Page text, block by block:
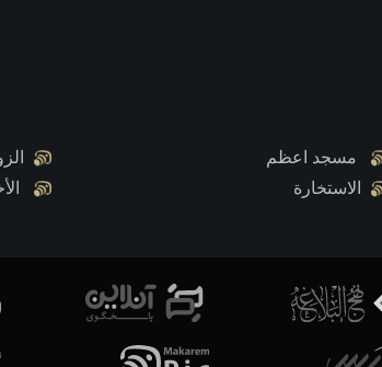
مسجد اعظم
الاستخارة